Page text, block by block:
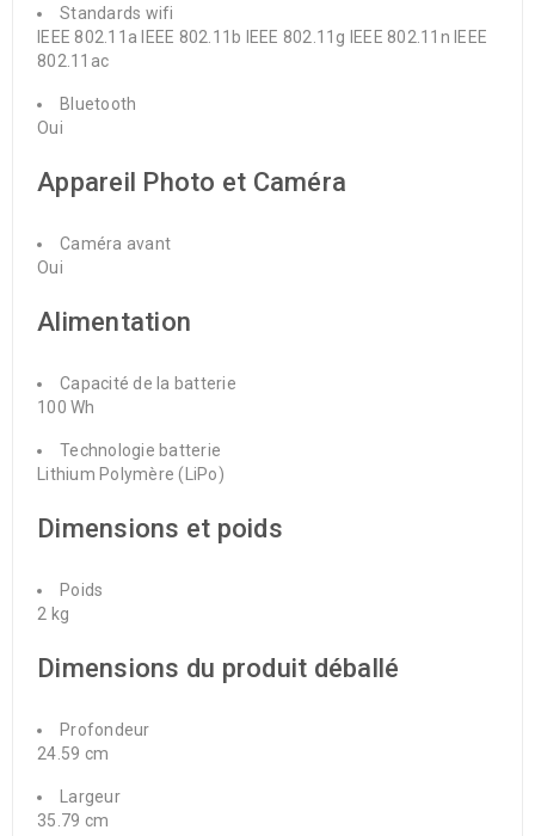
Standards wifi
IEEE 802.11a
IEEE 802.11b IEEE 802.11g IEEE 802.11n IEEE
802.11ac
Bluetooth
Oui
Appareil Photo et Caméra
Caméra avant
Oui
Alimentation
Capacité de la batterie
100 Wh
Technologie batterie
Lithium Polymère (LiPo)
Dimensions et poids
Poids
2 kg
Dimensions du produit déballé
Profondeur
24.59 cm
Largeur
35.79 cm